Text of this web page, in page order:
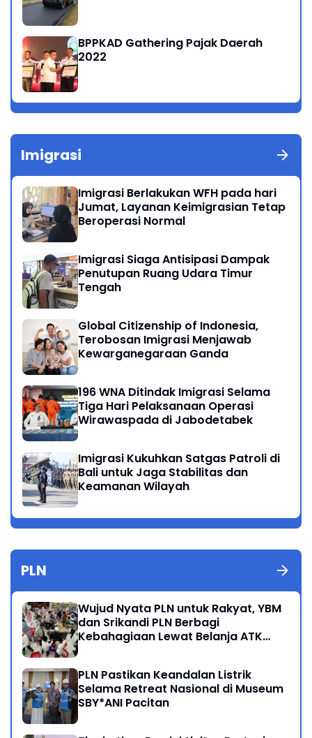
BPPKAD Gathering Pajak Daerah
2022
Imigrasi
Imigrasi Berlakukan WFH pada hari
Jumat, Layanan Keimigrasian Tetap
Beroperasi Normal
Imigrasi Siaga Antisipasi Dampak
Penutupan Ruang Udara Timur
Tengah
Global Citizenship of Indonesia,
Terobosan Imigrasi Menjawab
Kewarganegaraan Ganda
196 WNA Ditindak Imigrasi Selama
Tiga Hari Pelaksanaan Operasi
Wirawaspada di Jabodetabek
Imigrasi Kukuhkan Satgas Patroli di
Bali untuk Jaga Stabilitas dan
Keamanan Wilayah
PLN
Wujud Nyata PLN untuk Rakyat, YBM
dan Srikandi PLN Berbagi
Kebahagiaan Lewat Belanja ATK
PLN Pastikan Keandalan Listrik
Selama Retreat Nasional di Museum
SBY*ANI Pacitan